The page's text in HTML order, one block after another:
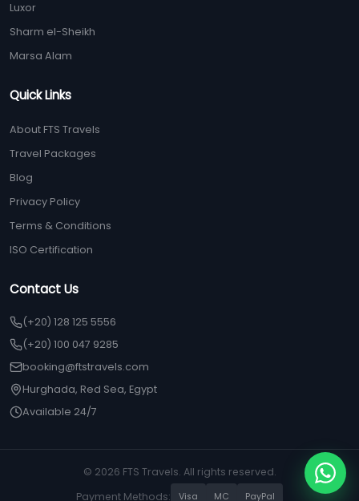
Luxor
Sharm el-Sheikh
Marsa Alam
Quick Links
About FTS Travels
Travel Packages
Blog
Privacy Policy
Terms & Conditions
ISO Certification
Contact Us
(+20) 128 125 5556
(+20) 100 047 9285
booking@ftstravels.com
Hurghada, Red Sea, Egypt
Available 24/7
© 2026 FTS Travels. All rights reserved.
Payment Methods:
Visa MC PayPal